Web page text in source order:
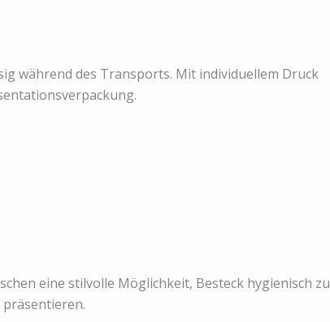
während des Transports. Mit individuellem Druck
eine stilvolle Möglichkeit, Besteck hygienisch zu